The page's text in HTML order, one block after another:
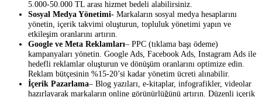
5.000-50.000 TL arası hizmet bedeli alabilirsiniz.
Sosyal Medya Yönetimi- Markaların sosyal medya hesaplarını
yönetin, içerik takvimi oluşturun, topluluk yönetimi yapın ve
etkileşim oranlarını artırın.
Google ve Meta Reklamları– PPC (tıklama başı ödeme)
kampanyaları yönetin. Google Ads, Facebook Ads, Instagram Ads ile
hedefli reklamlar oluşturun ve dönüşüm oranlarını optimize edin.
Reklam bütçesinin %15-20’si kadar yönetim ücreti alınabilir.
İçerik Pazarlama– Blog yazıları, e-kitaplar, infografikler, videolar
hazırlayarak markaların online görünürlüğünü artırın. Düzenli içerik